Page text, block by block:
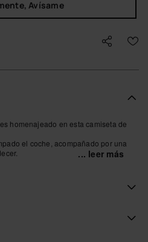
Avísame
homenajeado en esta camiseta de
el coche, acompañado por una
store.com, la tienda oficial de
estilo al siguiente nivel.
... leer más